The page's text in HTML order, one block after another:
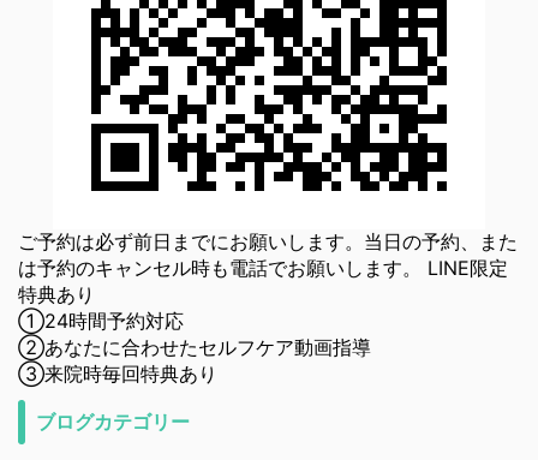
ご予約は必ず前日までにお願いします。当日の予約、また
は予約のキャンセル時も電話でお願いします。 LINE限定
特典あり
①24時間予約対応
②あなたに合わせたセルフケア動画指導
③来院時毎回特典あり
ブログカテゴリー